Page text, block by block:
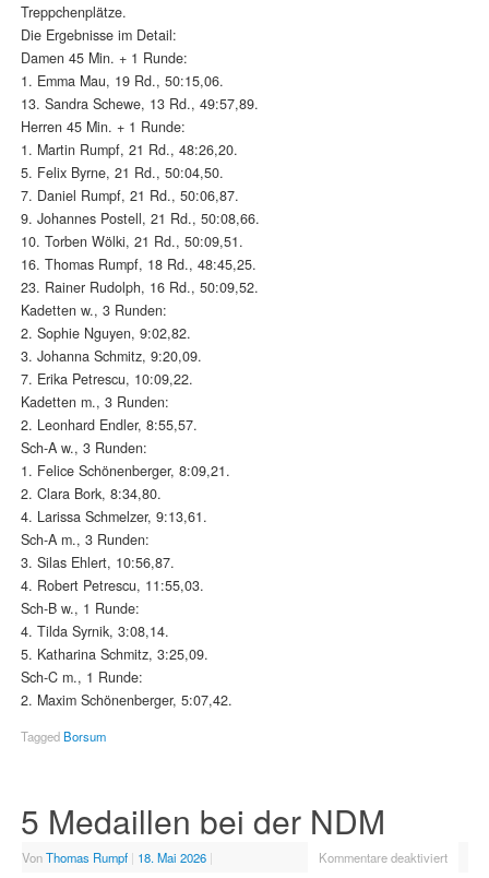
Treppchenplätze.
Die Ergebnisse im Detail:
Damen 45 Min. + 1 Runde:
1. Emma Mau, 19 Rd., 50:15,06.
13. Sandra Schewe, 13 Rd., 49:57,89.
Herren 45 Min. + 1 Runde:
1. Martin Rumpf, 21 Rd., 48:26,20.
5. Felix Byrne, 21 Rd., 50:04,50.
7. Daniel Rumpf, 21 Rd., 50:06,87.
9. Johannes Postell, 21 Rd., 50:08,66.
10. Torben Wölki, 21 Rd., 50:09,51.
16. Thomas Rumpf, 18 Rd., 48:45,25.
23. Rainer Rudolph, 16 Rd., 50:09,52.
Kadetten w., 3 Runden:
2. Sophie Nguyen, 9:02,82.
3. Johanna Schmitz, 9:20,09.
7. Erika Petrescu, 10:09,22.
Kadetten m., 3 Runden:
2. Leonhard Endler, 8:55,57.
Sch-A w., 3 Runden:
1. Felice Schönenberger, 8:09,21.
2. Clara Bork, 8:34,80.
4. Larissa Schmelzer, 9:13,61.
Sch-A m., 3 Runden:
3. Silas Ehlert, 10:56,87.
4. Robert Petrescu, 11:55,03.
Sch-B w., 1 Runde:
4. Tilda Syrnik, 3:08,14.
5. Katharina Schmitz, 3:25,09.
Sch-C m., 1 Runde:
2. Maxim Schönenberger, 5:07,42.
TaggedBorsum
5 Medaillen bei der NDM
VonThomas Rumpf | 18. Mai 2026 | Kommentare deaktiviert